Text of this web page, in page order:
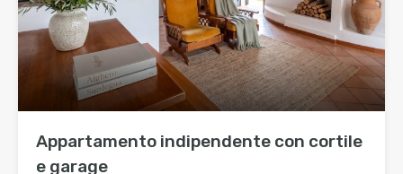
Appartamento indipendente con cortile
e garage